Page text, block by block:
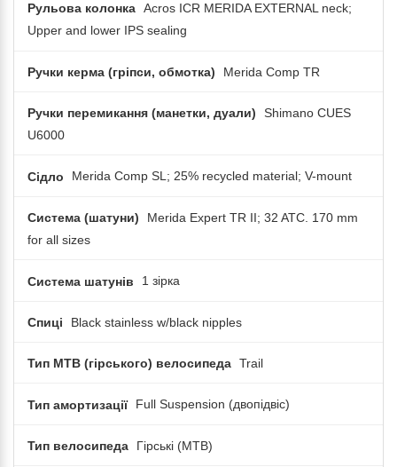
Рульова колонка Acros ICR MERIDA EXTERNAL neck;
Upper and lower IPS sealing
Ручки керма (гріпси, обмотка) Merida Comp TR
Ручки перемикання (манетки, дуали)
Shimano CUES
U6000
Сідло Merida Comp SL; 25% recycled material; V-mount
Система (шатуни)
Merida Expert TR II; 32 ATC. 170 mm
for all sizes
Система шатунів 1 зірка
Спиці Black stainless w/black nipples
Тип MTB (гірського) велосипеда Trail
Тип амортизації Full Suspension (двопідвіс)
Тип велосипеда Гірські (MTB)